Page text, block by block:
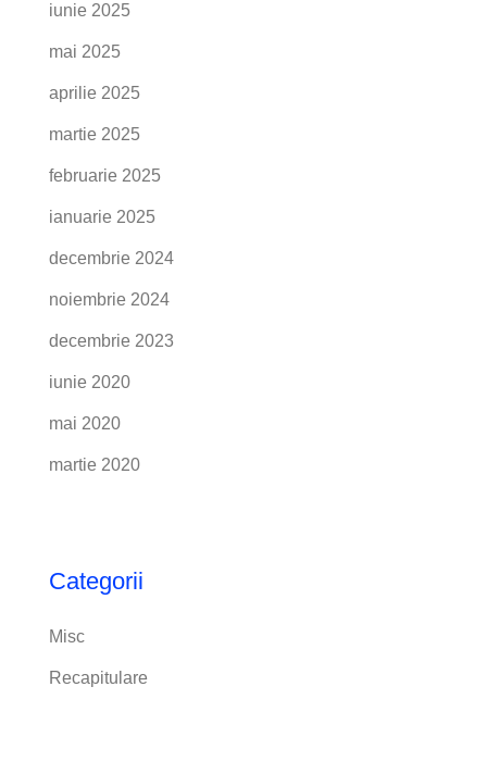
iunie 2025
mai 2025
aprilie 2025
martie 2025
februarie 2025
ianuarie 2025
decembrie 2024
noiembrie 2024
decembrie 2023
iunie 2020
mai 2020
martie 2020
Categorii
Misc
Recapitulare